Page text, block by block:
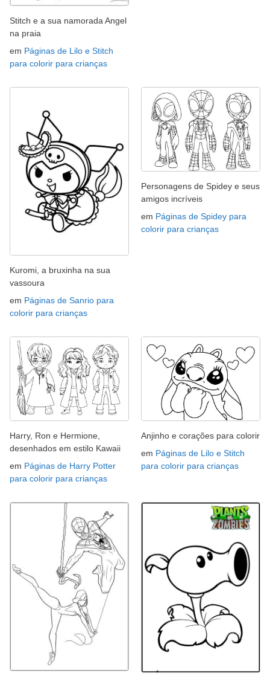
Stitch e a sua namorada Angel
na praia
em Páginas de Lilo e Stitch
para colorir para crianças
Kuromi, a bruxinha na sua
vassoura
em Páginas de Sanrio para
colorir para crianças
Personagens de Spidey e seus
amigos incríveis
em Páginas de Spidey para
colorir para crianças
Harry, Ron e Hermione,
desenhados em estilo Kawaii
em Páginas de Harry Potter
para colorir para crianças
Anjinho e corações para colorir
em Páginas de Lilo e Stitch
para colorir para crianças